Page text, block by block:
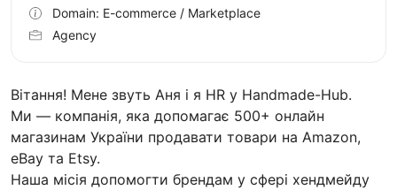
Вітання! Мене звуть Аня і я HR у Handmade-Hub.
Ми — компанія, яка допомагає 500+ онлайн
магазинам України продавати товари на Amazon,
eBay та Etsy.
Наша місія допомогти брендам у сфері хендмейду
Domain: E-commerce / Marketplace
Agency